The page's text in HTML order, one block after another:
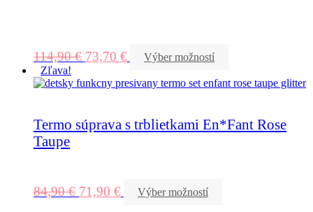
114,90€ 73,70 €
Výber možností
Zľava!
Termo súprava s trblietkami En*Fant Rose
Taupe
84,90€ 71,90 € Výber možností